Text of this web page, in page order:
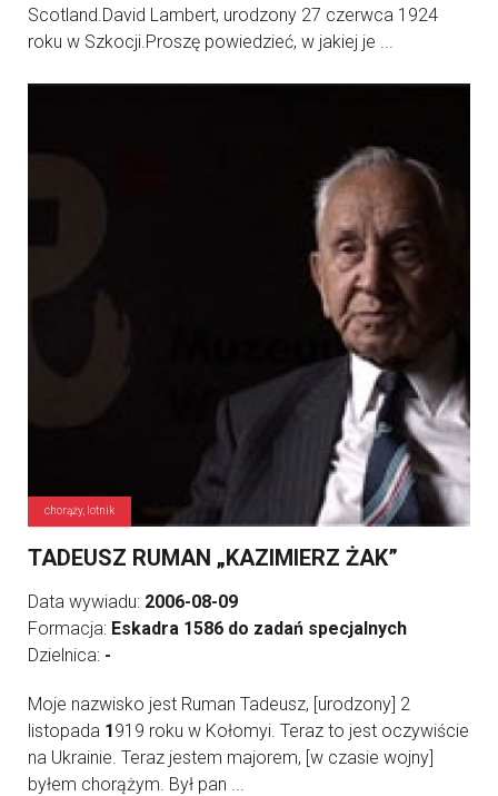
Scotland.David Lambert, urodzony 27 czerwca 1924
roku w Szkocji.Proszę powiedzieć, w jakiej je ...
chorąży, lotnik
TADEUSZ RUMAN „KAZIMIERZ ŻAK”
Data wywiadu: 2006-08-09
Formacja: Eskadra 1586 do zadań specjalnych
Dzielnica: -
Moje nazwisko jest Ruman Tadeusz, [urodzony] 2
listopada 1919 roku w Kołomyi. Teraz to jest oczywiście
na Ukrainie. Teraz jestem majorem, [w czasie wojny]
byłem chorążym. Był pan ...